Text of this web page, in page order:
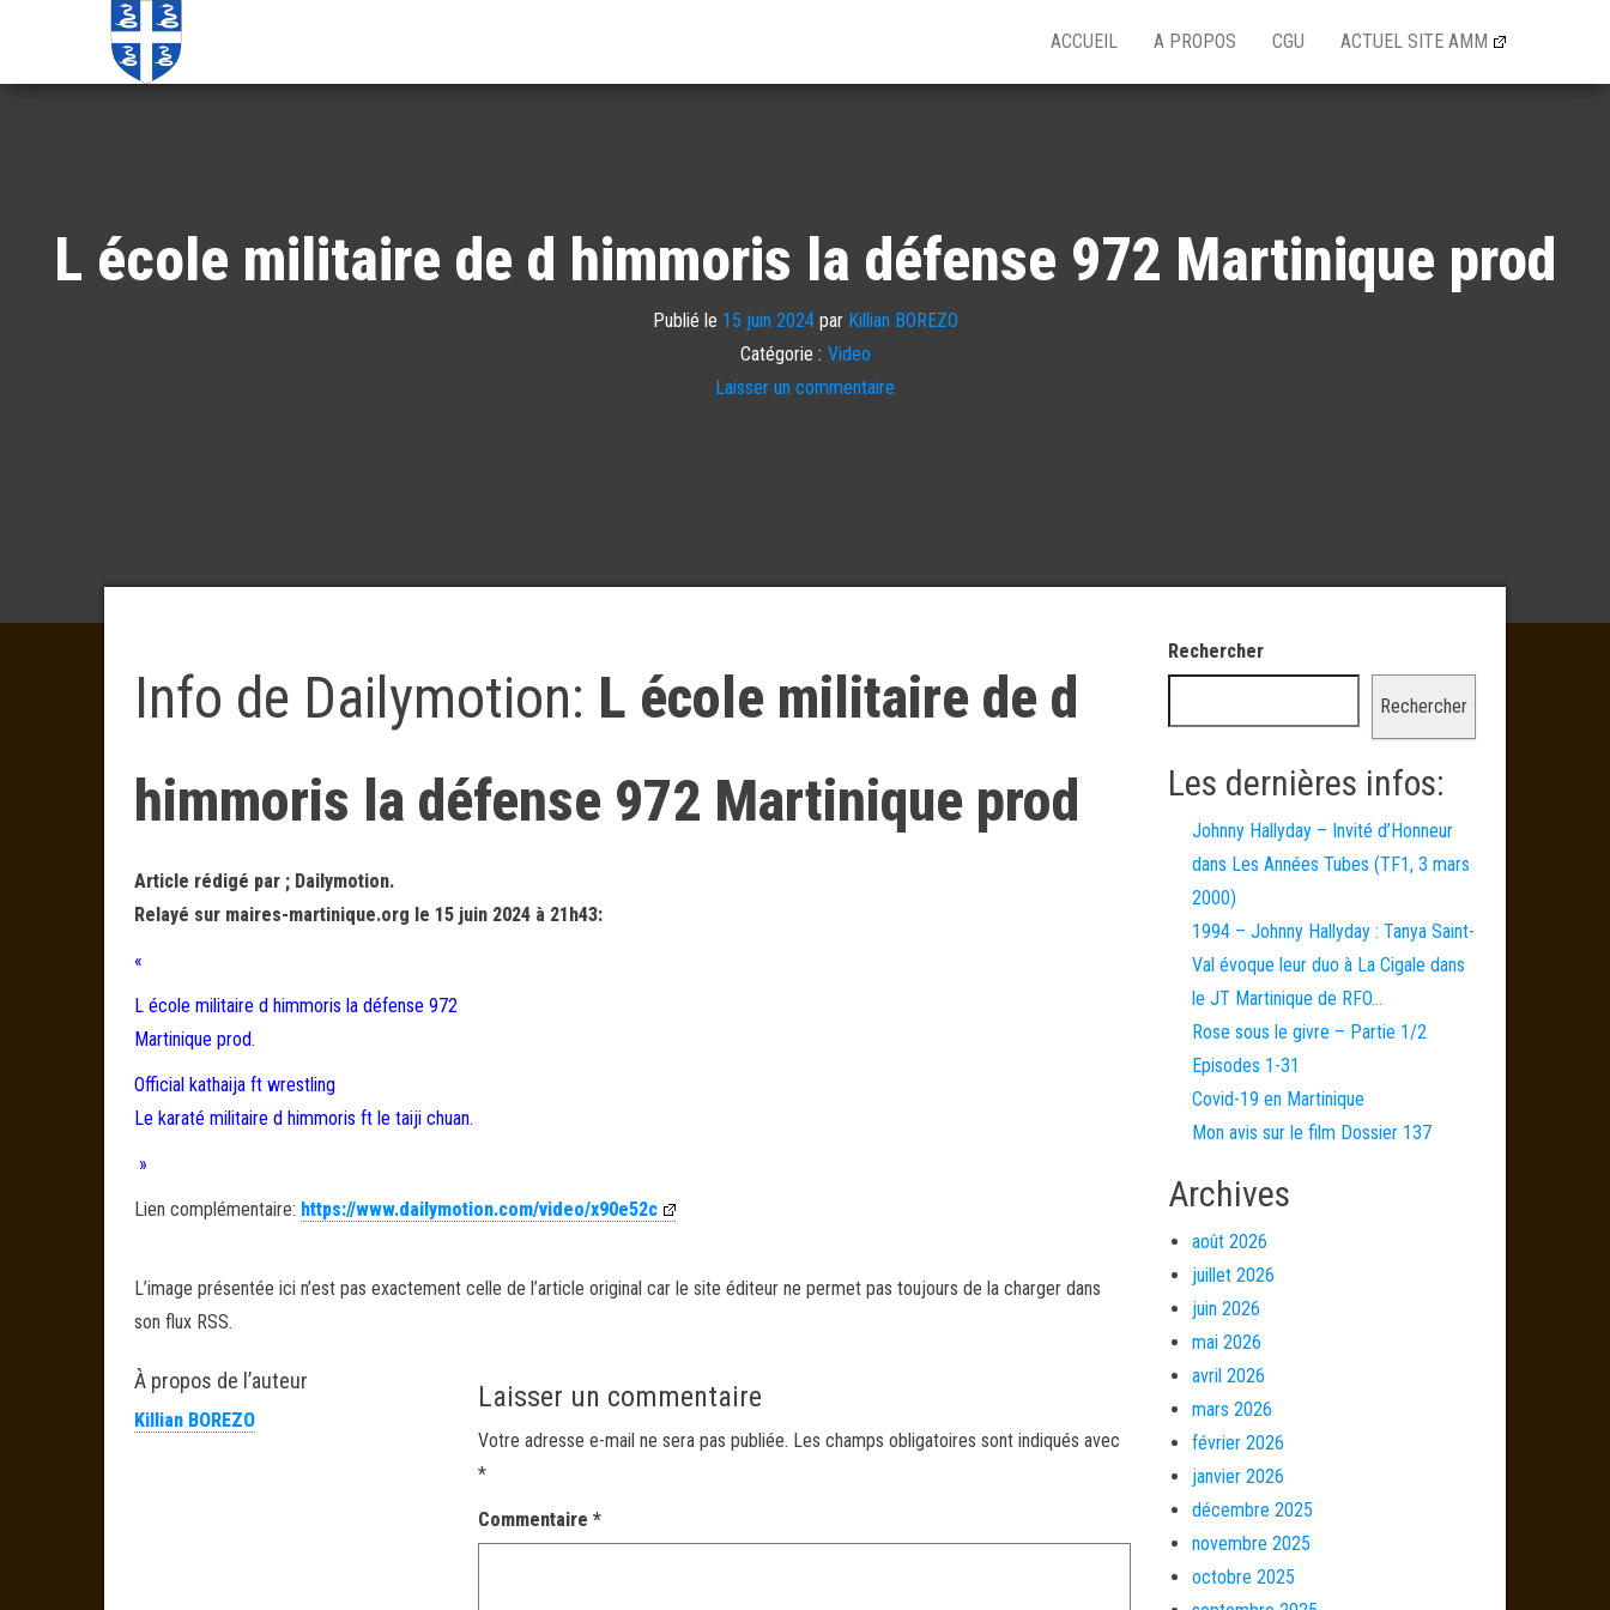
ACCUEIL A PROPOS CGU ACTUEL SITE AMM
L école militaire de d himmoris la défense 972 Martinique prod
Publié le 15 juin 2024par Killian BOREZO
Catégorie : Video
Laisser un commentaire
Info de Dailymotion: L école militaire de d
himmoris la défense 972 Martinique prod
Article rédigé par ; Dailymotion.
Relayé sur maires-martinique.org le 15 juin 2024 à 21h43:
«
L école militaire d himmoris la défense 972
Martinique prod.
Official kathaija ft wrestling
Le karaté militaire d himmoris ft le taiji chuan.
»
Lien complémentaire: https://www.dailymotion.com/video/x90e52c
L’image présentée ici n’est pas exactement celle de l’article original car le site éditeur ne permet pas toujours de la charger dans
son flux RSS.
À propos de l’auteur
Killian BOREZO
Laisser un commentaire
Votre adresse e-mail ne sera pas publiée. Les champs obligatoires sont indiqués avec
*
Commentaire*
Rechercher
Rechercher
Les dernières infos:
Johnny Hallyday – Invité d’Honneur
dans Les Années Tubes (TF1, 3 mars
2000)
1994 – Johnny Hallyday : Tanya Saint-
Val évoque leur duo à La Cigale dans
le JT Martinique de RFO…
Rose sous le givre – Partie 1/2
Episodes 1-31
Covid-19 en Martinique
Mon avis sur le film Dossier 137
Archives
août 2026
juillet 2026
juin 2026
mai 2026
avril 2026
mars 2026
février 2026
janvier 2026
décembre 2025
novembre 2025
octobre 2025